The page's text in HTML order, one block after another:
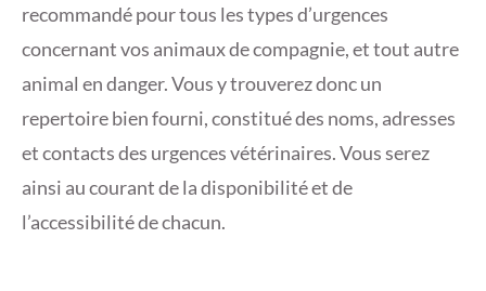
recommandé pour tous les types d’urgences
concernant vos animaux de compagnie, et tout autre
animal en danger. Vous y trouverez donc un
repertoire bien fourni, constitué des noms, adresses
et contacts des urgences vétérinaires. Vous serez
ainsi au courant de la disponibilité et de
l’accessibilité de chacun.